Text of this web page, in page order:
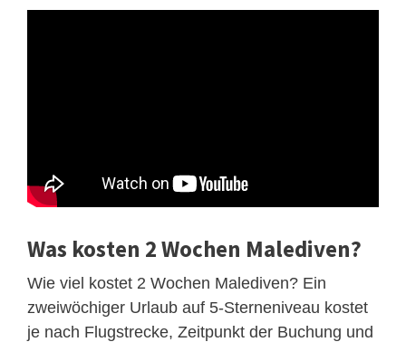
Was kosten 2 Wochen Malediven?
Wie viel kostet 2 Wochen Malediven? Ein
zweiwöchiger Urlaub auf 5-Sterneniveau kostet
je nach Flugstrecke, Zeitpunkt der Buchung und